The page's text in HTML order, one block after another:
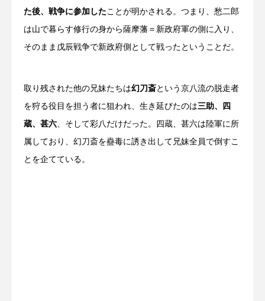
た後、戦争に参加したことが明かされる。つまり、愁二郎
は山で暮らす修行の身から薩摩藩＝新政府軍の側に入り、
そのまま戊辰戦争で新政府側として戦ったということだ。
取り残された他の兄妹たちは幻刀斎という京八流の脱走者
を狩る役目を担う者に狙われ、生き延びたのは三助、四
蔵、甚六、そして彩八だけだった。四蔵、甚六は陸軍に所
属しており、幻刀斎を蠱毒に誘き出して兄妹全員で倒すこ
とを企てている。